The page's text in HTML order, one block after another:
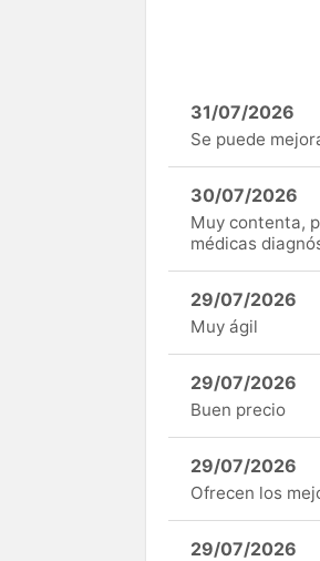
31/07/2026
Se puede
30/07/2026
Muy contenta,
médicas
29/07/2026
Muy ágil
29/07/2026
Buen precio
29/07/2026
Ofrecen los
29/07/2026